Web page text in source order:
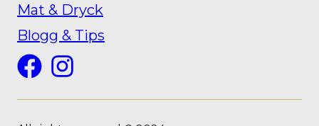
Mat & Dryck
Blogg & Tips
Facebook